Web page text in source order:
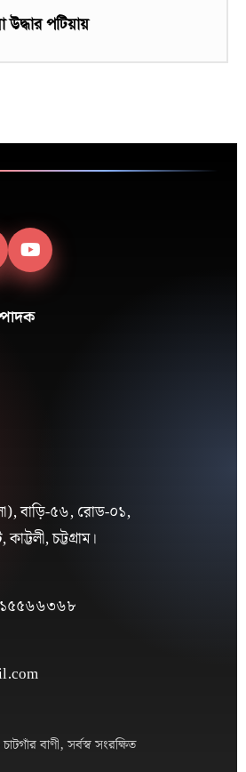
উদ্ধার পটিয়ায়
বাড়ি-৫৬, রোড-০১,
চট্টগ্রাম।
বাণী, সর্বস্ব সংরক্ষিত